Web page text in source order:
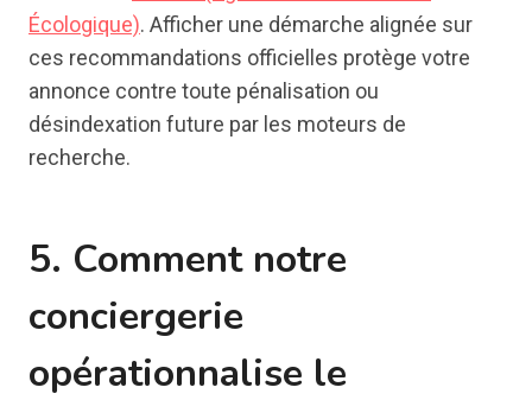
Écologique). Afficher une démarche alignée sur
ces recommandations officielles protège votre
annonce contre toute pénalisation ou
désindexation future par les moteurs de
recherche.
5. Comment notre
conciergerie
opérationnalise le